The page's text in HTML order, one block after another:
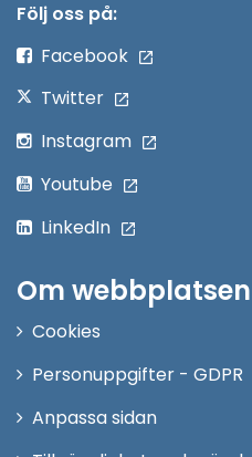
Följ oss på:
Facebook
Twitter
Instagram
Youtube
LinkedIn
Om webbplatsen
Cookies
Personuppgifter - GDPR
Anpassa sidan